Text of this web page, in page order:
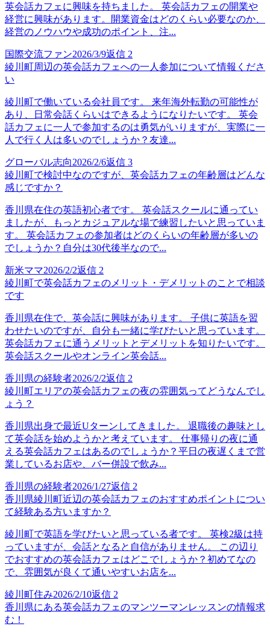
英会話カフェに興味を持ちました。 英会話カフェの開業や
経営に興味があります。開業資金はどのくらい必要なのか、
経営のノウハウや成功のポイント、注...
国際交流ファン2026/3/9返信 2
綾川町周辺の英会話カフェへの一人参加について情報くださ
い
綾川町で働いている会社員です。 来年海外転勤の可能性が
あり、日常会話くらいはできるようになりたいです。 英会
話カフェに一人で参加するのは勇気がいりますが、実際に一
人で行く人は多いのでしょうか？友達...
グローバル志向2026/2/6返信 3
綾川町で検討中なのですが、英会話カフェの年齢層はどんな
感じですか？
香川県在住の英語初心者です。 英会話スクールに通ってい
ましたが、もっとカジュアルな場で練習したいと思っていま
す。 英会話カフェの参加者はどのくらいの年齢層が多いの
でしょうか？自分は30代後半なので...
新米ママ2026/2/2返信 2
綾川町で英会話カフェのメリット・デメリットのことで相談
です
香川県在住で、英会話に興味があります。 子供に英語を習
わせたいのですが、自分も一緒に学びたいと思っています。
英会話カフェに通うメリットとデメリットを知りたいです。
英会話スクールやオンライン英会話...
香川県の経験者2026/2/2返信 2
綾川町エリアの英会話カフェの夜の雰囲気ってどうなんでし
ょう？
香川県出身で最近Uターンしてきました。 退職後の趣味とし
て英会話を始めようかと考えています。 仕事帰りの夜に通
える英会話カフェはあるのでしょうか？平日の夜遅くまで営
業しているお店や、バー併設で飲み...
香川県の経験者2026/1/27返信 2
香川県綾川町近辺の英会話カフェのおすすめポイントについ
て経験ある方いますか？
綾川町で英語を学びたいと思っている者です。 英検2級は持
っていますが、会話となると自信がありません。 この辺り
でおすすめの英会話カフェはどこでしょうか？初めてなの
で、雰囲気が良くて通いやすいお店を...
綾川町住み2026/2/10返信 2
香川県にある英会話カフェのマンツーマンレッスンの情報求
む！